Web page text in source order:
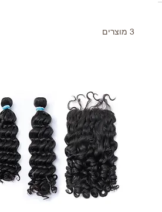
3 מוצרים